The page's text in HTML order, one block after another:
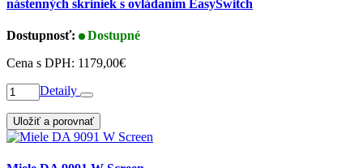
nástenných skriniek s ovládaním EasySwitch
Dostupnosť:
Dostupné
Cena s DPH: 1179,00€
Detaily
Uložiť a porovnať